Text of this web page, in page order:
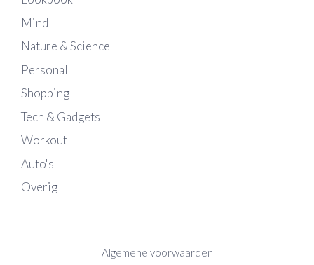
Mind
Nature & Science
Personal
Shopping
Tech & Gadgets
Workout
Auto's
Overig
Algemene voorwaarden